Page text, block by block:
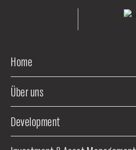
Home
Über uns
Development